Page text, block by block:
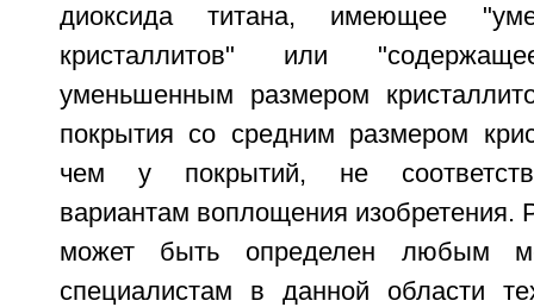
диоксида титана, имеющее
кристаллитов" или
уменьшенным размером
покрытия со средним размером
чем у покрытий, не
вариантам воплощения изобретения.
может быть определен любым
специалистам в данной области